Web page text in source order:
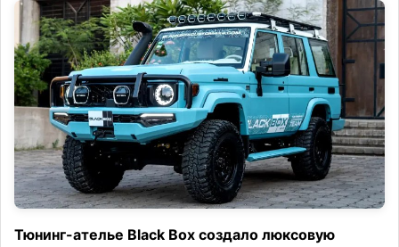
Тюнинг-ателье Black Box создало люксовую